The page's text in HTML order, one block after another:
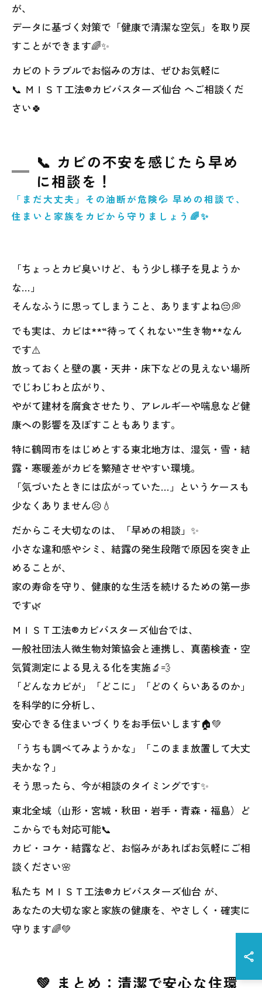
が、
データに基づく対策で「健康で清潔な空気」を取り戻
すことができます🌈✨
カビのトラブルでお悩みの方は、ぜひお気軽に
📞 ＭＩＳＴ工法®カビバスターズ仙台 へご相談くだ
さい🍀
📞 カビの不安を感じたら早め
に相談を！
「まだ大丈夫」その油断が危険💦 早めの相談で、
住まいと家族をカビから守りましょう🌈✨
「ちょっとカビ臭いけど、もう少し様子を見ようか
な…」
そんなふうに思ってしまうこと、ありますよね😔💭
でも実は、カビは**“待ってくれない”生き物**なん
です⚠️
放っておくと壁の裏・天井・床下などの見えない場所
でじわじわと広がり、
やがて建材を腐食させたり、アレルギーや喘息など健
康への影響を及ぼすこともあります。
特に鶴岡市をはじめとする東北地方は、湿気・雪・結
露・寒暖差がカビを繁殖させやすい環境。
「気づいたときには広がっていた…」というケースも
少なくありません😣💧
だからこそ大切なのは、「早めの相談」✨
小さな違和感やシミ、結露の発生段階で原因を突き止
めることが、
家の寿命を守り、健康的な生活を続けるための第一歩
です🌿
ＭＩＳＴ工法®カビバスターズ仙台では、
一般社団法人微生物対策協会と連携し、真菌検査・空
気質測定による見える化を実施🔬💨
「どんなカビが」「どこに」「どのくらいあるのか」
を科学的に分析し、
安心できる住まいづくりをお手伝いします🏠💚
「うちも調べてみようかな」「このまま放置して大丈
夫かな？」
そう思ったら、今が相談のタイミングです✨
東北全域（山形・宮城・秋田・岩手・青森・福島）ど
こからでも対応可能📞
カビ・コケ・結露など、お悩みがあればお気軽にご相
談ください🌸
私たち ＭＩＳＴ工法®カビバスターズ仙台 が、
あなたの大切な家と家族の健康を、やさしく・確実に
守ります🌈💚
💚 まとめ：清潔で安心な住環